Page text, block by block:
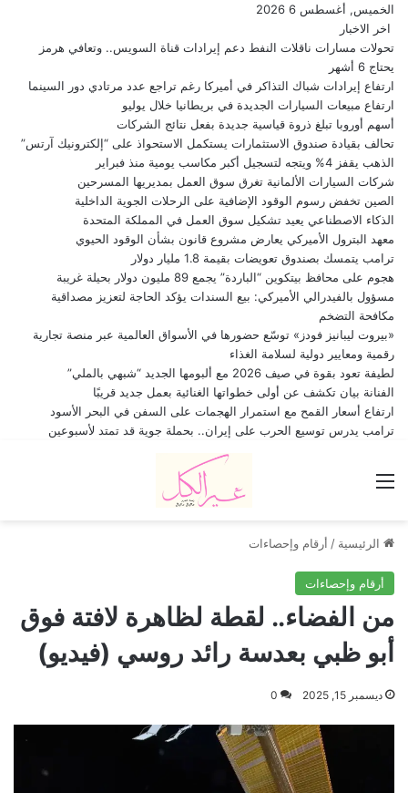
الخميس, أغسطس 6 2026
اخر الاخبار
تحولات مسارات ناقلات النفط دعم إيرادات قناة السويس.. وتعافي هرمز
يحتاج 6 أشهر
ارتفاع إيرادات شباك التذاكر في أميركا رغم تراجع عدد مرتادي دور السينما
ارتفاع مبيعات السيارات الجديدة في بريطانيا خلال يوليو
أسهم أوروبا تبلغ ذروة قياسية جديدة بفعل نتائج الشركات
تحالف بقيادة صندوق الاستثمارات يستكمل الاستحواذ على “إلكترونيك آرتس”
الذهب يقفز 4% ويتجه لتسجيل أكبر مكاسب يومية منذ فبراير
شركات السيارات الألمانية تغرق سوق العمل بمديريها المسرحين
الصين تخفض رسوم الوقود الإضافية على الرحلات الجوية الداخلية
الذكاء الاصطناعي يعيد تشكيل سوق العمل في المملكة المتحدة
معهد البترول الأميركي يعارض مشروع قانون بشأن الوقود الحيوي
ترامب يتمسك بصندوق تعويضات بقيمة 1.8 مليار دولار
هجوم على محافظ بيتكوين “الباردة” يجمع 89 مليون دولار بحيلة غريبة
مسؤول بالفيدرالي الأميركي: بيع السندات يؤكد الحاجة لتعزيز مصداقية
مكافحة التضخم
«بيروت ليبانيز فودز» توسّع حضورها في الأسواق العالمية عبر منصة تجارية
رقمية ومعايير دولية لسلامة الغذاء
لطيفة تعود بقوة في صيف 2026 مع ألبومها الجديد “شبهي بالملي”
الفنانة بيان تكشف عن أولى خطواتها الغنائية بعمل جديد قريبًا
ارتفاع أسعار القمح مع استمرار الهجمات على السفن في البحر الأسود
ترامب يدرس توسيع الحرب على إيران.. بحملة جوية قد تمتد لأسبوعين
القائمة
الرئيسية / أرقام وإحصاءات
أرقام وإحصاءات
من الفضاء.. لقطة لظاهرة لافتة فوق
أبو ظبي بعدسة رائد روسي (فيديو)
ديسمبر 15, 2025 0